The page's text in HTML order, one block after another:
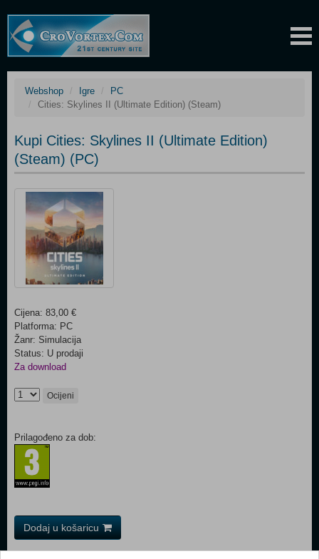
Webshop Igre
PC
Cities: Skylines II (Ultimate Edition) (Steam)
Kupi Cities: Skylines II (Ultimate Edition)
(Steam) (PC)
Cijena: 83,00 €
Platforma: PC
Žanr: Simulacija
Status: U prodaji
Za download
Ocijeni
Prilagođeno za dob:
Dodaj u košaricu